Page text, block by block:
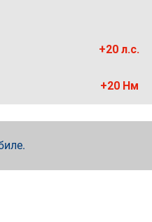
+20 л.с.
+20 Нм